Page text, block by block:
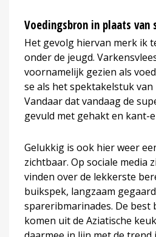
Voedingsbron in plaats van
Het gevolg hiervan merk ik
onder de jeugd.
voornamelijk gezien als
se als het spektakelstuk
Vandaar dat vandaag de
gevuld met gehakt en kant-
Gelukkig is ook hier weer
zichtbaar. Op sociale media
vinden over de lekkerste
buikspek, langzaam
spareribmarinades. De best
komen uit de Aziatische